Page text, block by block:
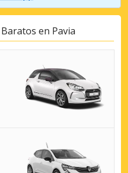
en Pavia